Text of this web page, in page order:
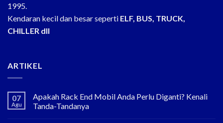
1995.
Kendaran kecil dan besar seperti ELF, BUS, TRUCK,
CHILLER dll
ARTIKEL
07
Agu
Apakah Rack End Mobil Anda Perlu Diganti? Kenali
Tanda-Tandanya